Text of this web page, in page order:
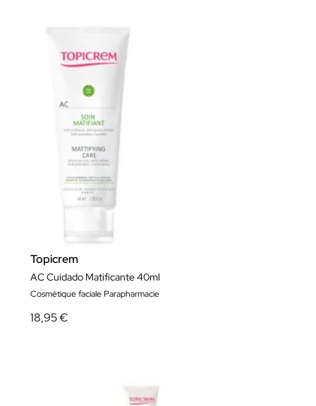
Topicrem
AC Cuidado Matificante 40ml
Cosmétique faciale Parapharmacie
18,95 €